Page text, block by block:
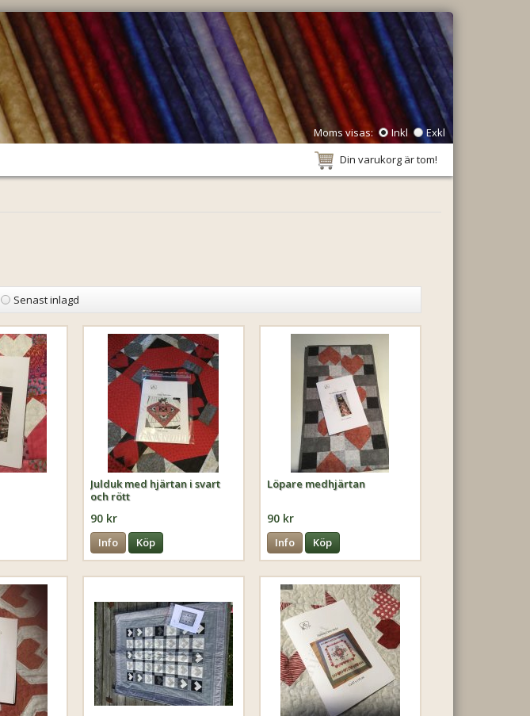
Moms visas: Inkl
Exkl
Din varukorg är tom!
Senast inlagd
Julduk med hjärtan i svart
och rött
90 kr
Info Köp
Löpare medhjärtan
90 kr
Info Köp